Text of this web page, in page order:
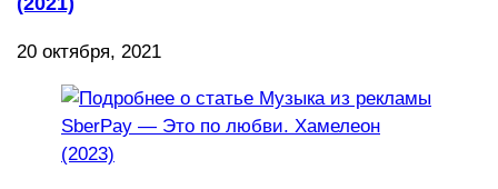
20 октября, 2021